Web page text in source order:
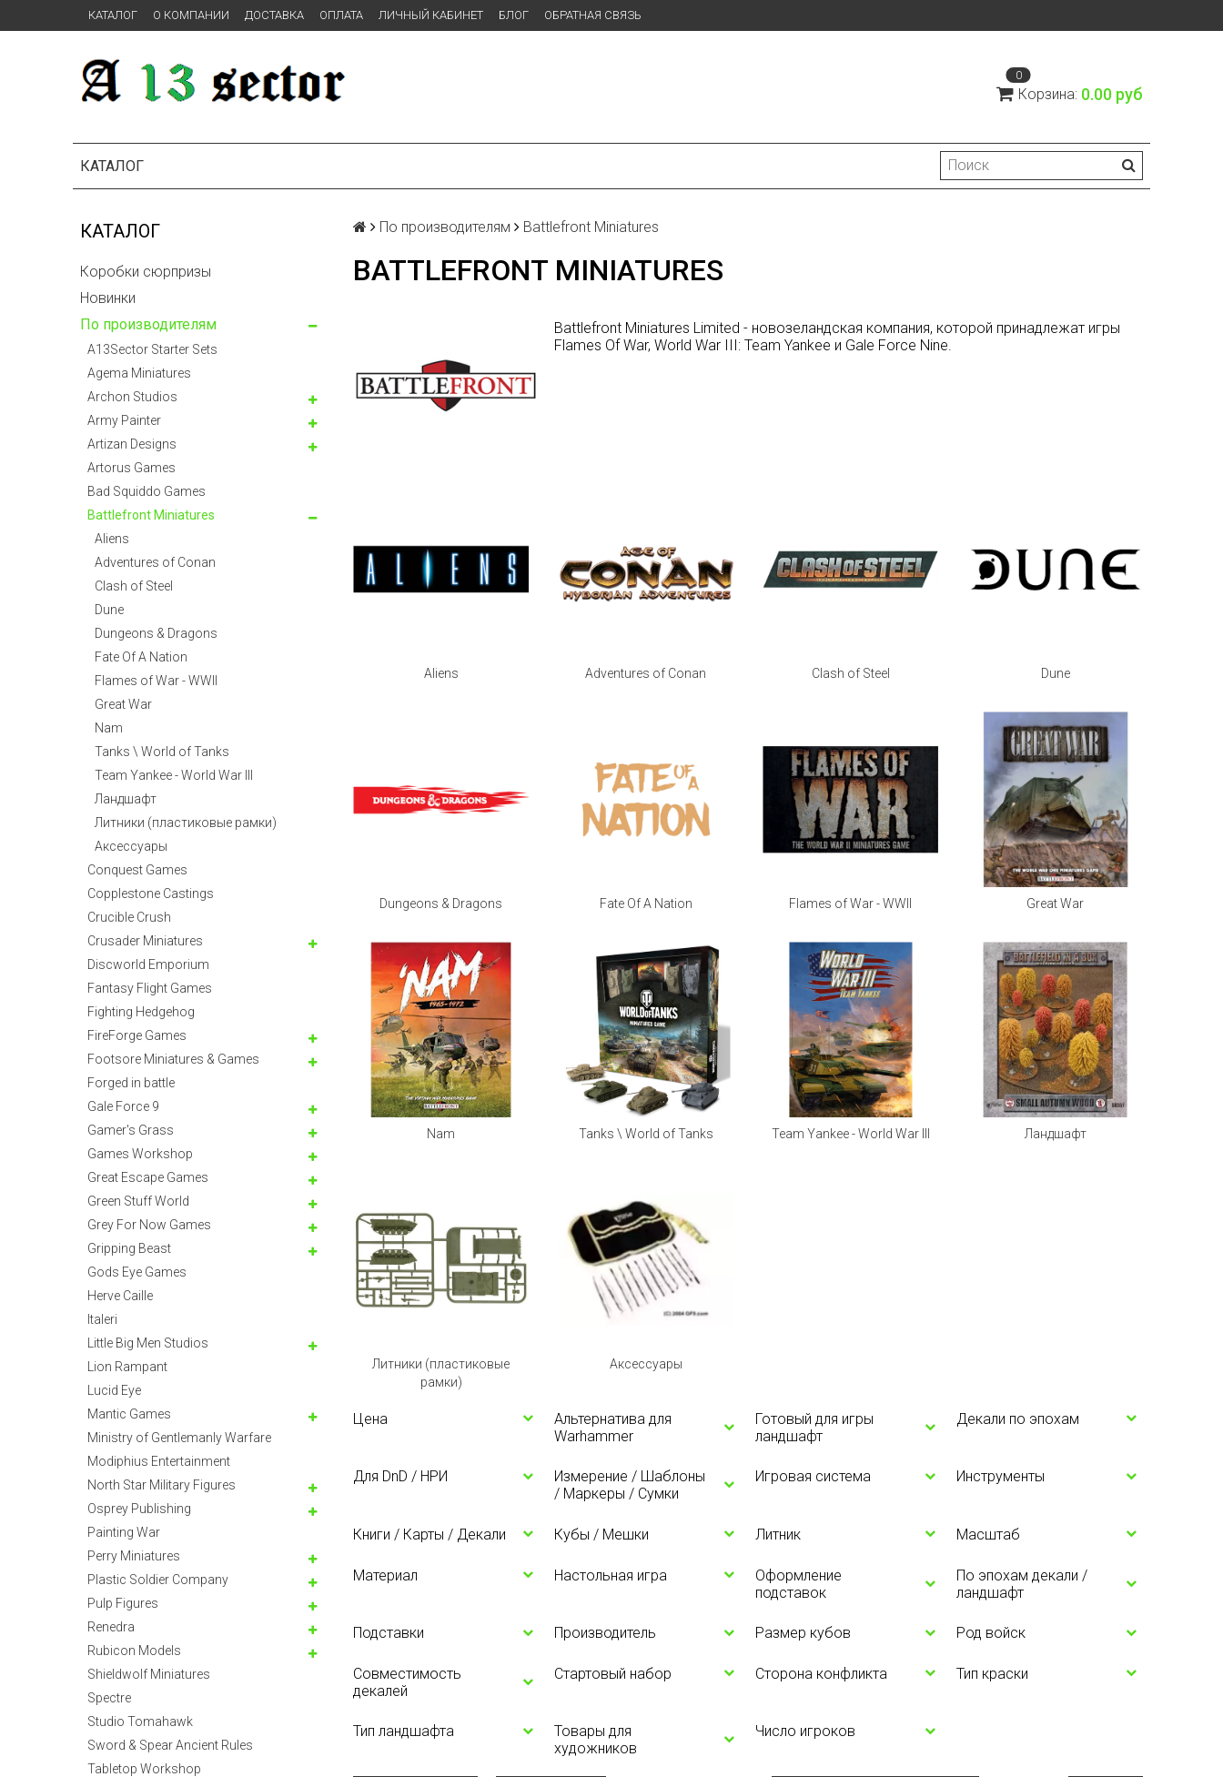
КАТАЛОГ О КОМПАНИИ ДОСТАВКА ОПЛАТА ЛИЧНЫЙ КАБИНЕТ БЛОГ ОБРАТНАЯ СВЯЗЬ
0
Корзина: 0.00 руб
КАТАЛОГ
КАТАЛОГ
Коробки сюрпризы
Новинки
По производителям
A13Sector Starter Sets
Agema Miniatures
Archon Studios
Army Painter
Artizan Designs
Artorus Games
Bad Squiddo Games
Battlefront Miniatures
Aliens
Adventures of Conan
Clash of Steel
Dune
Dungeons & Dragons
Fate Of A Nation
Flames of War - WWII
Great War
Nam
Tanks \ World of Tanks
Team Yankee - World War III
Ландшафт
Литники (пластиковые рамки)
Аксессуары
Conquest Games
Copplestone Castings
Crucible Crush
Crusader Miniatures
Discworld Emporium
Fantasy Flight Games
Fighting Hedgehog
FireForge Games
Footsore Miniatures & Games
Forged in battle
Gale Force 9
Gamer's Grass
Games Workshop
Great Escape Games
Green Stuff World
Grey For Now Games
Gripping Beast
Gods Eye Games
Herve Caille
Italeri
Little Big Men Studios
Lion Rampant
Lucid Eye
Mantic Games
Ministry of Gentlemanly Warfare
Modiphius Entertainment
North Star Military Figures
Osprey Publishing
Painting War
Perry Miniatures
Plastic Soldier Company
Pulp Figures
Renedra
Rubicon Models
Shieldwolf Miniatures
Spectre
Studio Tomahawk
Sword & Spear Ancient Rules
Tabletop Workshop
По производителям Battlefront Miniatures
BATTLEFRONT MINIATURES
Battlefront Miniatures Limited - новозеландская компания, которой принадлежат игры
Flames Of War, World War III: Team Yankee и Gale Force Nine.
Aliens Adventures of Conan Clash of Steel Dune
Dungeons & Dragons Fate Of A Nation Flames of War - WWII Great War
Nam Tanks \ World of Tanks Team Yankee - World War III Ландшафт
Литники (пластиковые
рамки)
Аксессуары
Цена
Альтернатива для
Warhammer
Готовый для игры
ландшафт
Декали по эпохам
Для DnD / НРИ
Измерение / Шаблоны
/ Маркеры / Сумки
Игровая система Инструменты
Книги / Карты / Декали Кубы / Мешки Литник Масштаб
Материал Настольная игра
Оформление
подставок
По эпохам декали /
ландшафт
Подставки Производитель Размер кубов Род войск
Совместимость
декалей
Стартовый набор Сторона конфликта Тип краски
Тип ландшафта
Товары для
художников
Число игроков